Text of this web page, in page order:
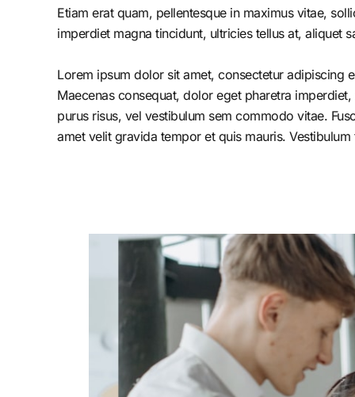
Etiam erat quam, pellentesque in maximus vitae,
imperdiet magna tincidunt, ultricies tellus at, aliquet
Lorem ipsum dolor sit amet, consectetur adipiscing
Maecenas consequat, dolor eget pharetra
purus risus, vel vestibulum sem commodo vitae.
amet velit gravida tempor et quis mauris.